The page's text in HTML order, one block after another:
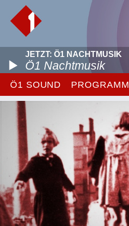
JETZT: Ö1 NACHTMUSIK
Ö1 Nachtmusik
Ö1 SOUND PROGRAMM